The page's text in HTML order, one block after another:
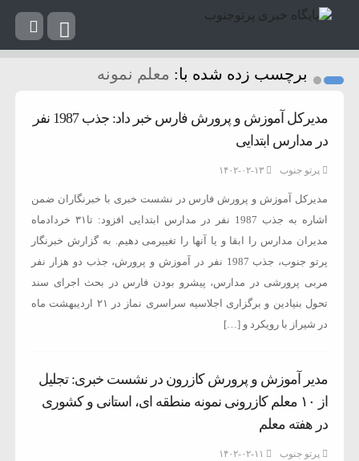
برچسب زده شده با: معلم نمونه
مدیرکل آموزش و پرورش فارس خبر داد: جذب 1987 نفر
در مدارس ابتدایی
پرتو جنوب ۱۴۰۲-۰۲-۱۳
مدیرکل آموزش و پرورش فارس در نشست خبری با خبرنگاران ضمن
اشاره به جذب 1987 نفر در مدارس ابتدایی افزود: تا٣١ خردادماه
مدیران مدارس را ابقا و یا آنها را تغییرمی دهیم. به گزارش خبرنگار
پرتو جنوب، جذب 1987 نفر در آموزش و پرورش، جذب دو هزار نفر
مربی پرورشی در مدارس، پیشرو بودن فارس در بحث اجرای سند
تحول بنیادین و برگزاری اجلاسیه سراسری نماز در ۲۱ اردیبهشت ماه
در شیراز با رویکرد و […]
مدیر آموزش و پرورش کازرون در نشست خبری: تجلیل
از ۱۰ معلم کازرونی نمونه منطقه ای، استانی و کشوری
در هفته معلم
پرتو جنوب ۱۴۰۲-۰۲-۱۱